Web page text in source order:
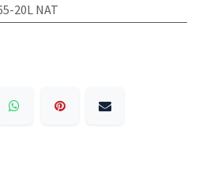
20L NAT